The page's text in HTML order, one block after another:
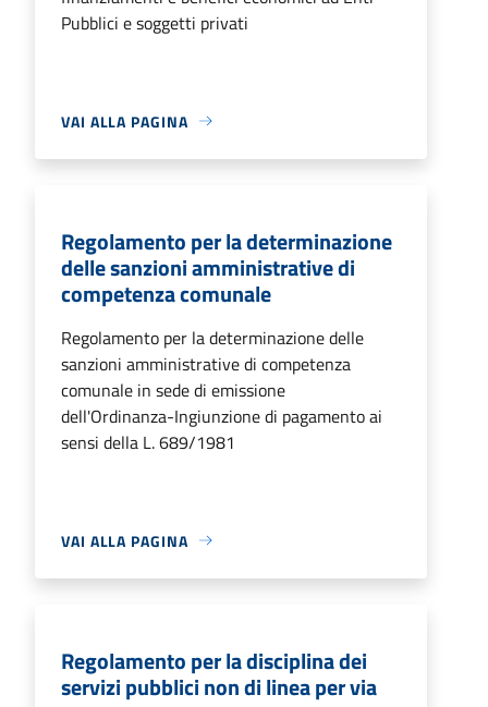
Pubblici e soggetti privati
VAI ALLA PAGINA
Regolamento per la determinazione
delle sanzioni amministrative di
competenza comunale
Regolamento per la determinazione delle
sanzioni amministrative di competenza
comunale in sede di emissione
dell'Ordinanza-Ingiunzione di pagamento ai
sensi della L. 689/1981
VAI ALLA PAGINA
Regolamento per la disciplina dei
servizi pubblici non di linea per via